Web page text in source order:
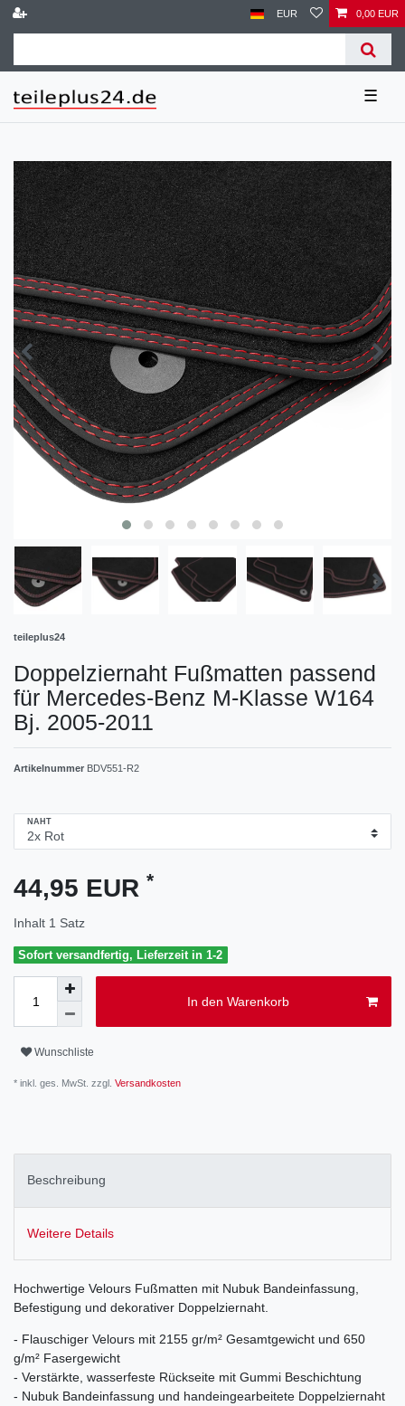
EUR 0,00 EUR
☰
teileplus24
Doppelziernaht Fußmatten passend
für Mercedes-Benz M-Klasse W164
Bj. 2005-2011
Artikelnummer BDV551-R2
NAHT
44,95 EUR *
Inhalt 1 Satz
Sofort versandfertig, Lieferzeit in 1-2
In den Warenkorb
Wunschliste
* inkl. ges. MwSt. zzgl. Versandkosten
Beschreibung
Weitere Details
Hochwertige Velours Fußmatten mit Nubuk Bandeinfassung,
Befestigung und dekorativer Doppelziernaht.
- Flauschiger Velours mit 2155 gr/m² Gesamtgewicht und 650
g/m² Fasergewicht
- Verstärkte, wasserfeste Rückseite mit Gummi Beschichtung
- Nubuk Bandeinfassung und handeingearbeitete Doppelziernaht